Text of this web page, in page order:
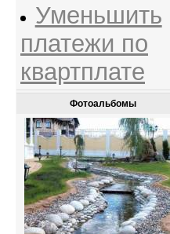
Уменьшить
платежи по
квартплате
Фотоальбомы